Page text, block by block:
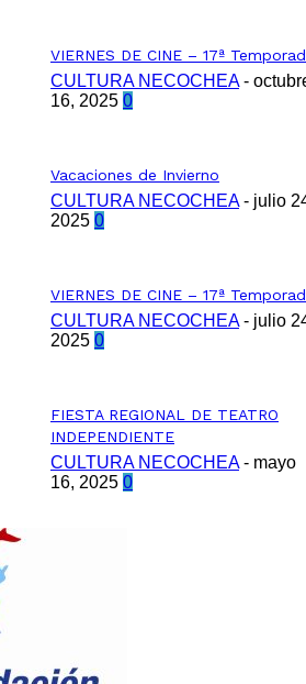
VIERNES DE CINE – 17ª
CULTURA NECOCHEA -
16, 2025 0
Vacaciones de Invierno
CULTURA NECOCHEA - julio
2025 0
VIERNES DE CINE – 17ª
CULTURA NECOCHEA - julio
2025 0
FIESTA REGIONAL DE TEATRO
INDEPENDIENTE
CULTURA NECOCHEA - mayo
16, 2025 0